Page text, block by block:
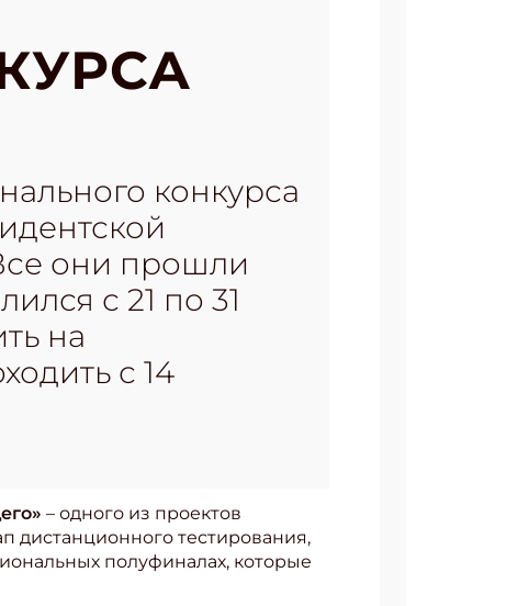
конкурса
они прошли
с 21 по 31
на
с 14
– одного из проектов
дистанционного тестирования,
полуфиналах, которые